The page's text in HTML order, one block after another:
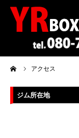
アクセス
ジム所在地
コンセプト
トレーナー紹介
入会案内